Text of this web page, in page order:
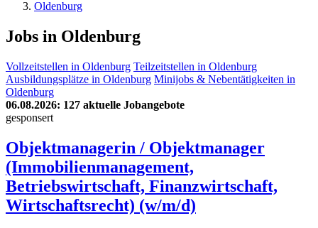
Oldenburg
Jobs in Oldenburg
Vollzeitstellen in Oldenburg Teilzeitstellen in Oldenburg
Ausbildungsplätze in Oldenburg Minijobs & Nebentätigkeiten in
Oldenburg
06.08.2026: 127 aktuelle Jobangebote
gesponsert
Objektmanagerin / Objektmanager
(Immobilienmanagement,
Betriebswirtschaft, Finanzwirtschaft,
Wirtschaftsrecht) (w/m/d)